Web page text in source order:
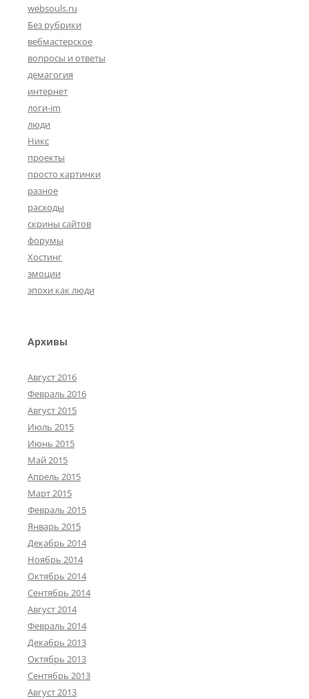
websouls.ru
Без рубрики
вебмастерское
вопросы и ответы
демагогия
интернет
логи-im
люди
Никс
проекты
просто картинки
разное
расходы
скрины сайтов
форумы
Хостинг
эмоции
эпохи как люди
Архивы
Август 2016
Февраль 2016
Август 2015
Июль 2015
Июнь 2015
Май 2015
Апрель 2015
Март 2015
Февраль 2015
Январь 2015
Декабрь 2014
Ноябрь 2014
Октябрь 2014
Сентябрь 2014
Август 2014
Февраль 2014
Декабрь 2013
Октябрь 2013
Сентябрь 2013
Август 2013